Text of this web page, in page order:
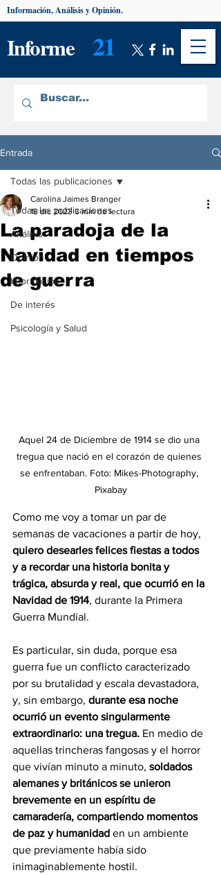
Informe 21
Información, Análisis y Opinión.
Entrada
Todas las publicaciones
Análisis
Opinión
Información
De interés
Psicología y Salud
Todas las publicaciones
La paradoja de la
Navidad en tiempos
de guerra
Carolina Jaimes Branger
18 dic 2023 3 min de lectura
Aquel 24 de Diciembre de 1914 se dio una
tregua que nació en el corazón de quienes
se enfrentaban. Foto: Mikes-Photography,
Pixabay
Como me voy a tomar un par de
semanas de vacaciones a partir de hoy,
quiero desearles felices fiestas a todos
y a recordar una historia bonita y
trágica, absurda y real, que ocurrió en la
Navidad de 1914, durante la Primera
Guerra Mundial.
Es particular, sin duda, porque esa
guerra fue un conflicto caracterizado
por su brutalidad y escala devastadora,
y, sin embargo, durante esa noche
ocurrió un evento singularmente
extraordinario: una tregua. En medio de
aquellas trincheras fangosas y el horror
que vivían minuto a minuto, soldados
alemanes y británicos se unieron
brevemente en un espíritu de
camaradería, compartiendo momentos
de paz y humanidad en un ambiente
que previamente había sido
inimaginablemente hostil.